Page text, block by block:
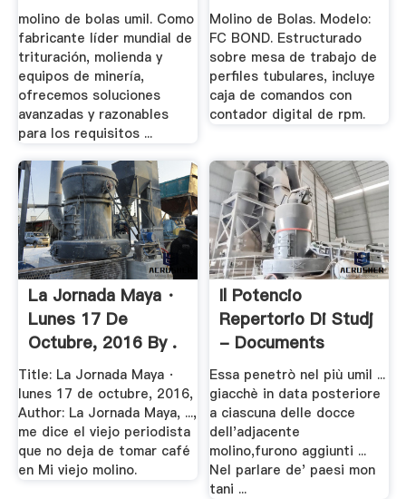
molino de bolas umil. Como
fabricante líder mundial de
trituración, molienda y
equipos de minería,
ofrecemos soluciones
avanzadas y razonables
para los requisitos ...
Molino de Bolas. Modelo:
FC BOND. Estructurado
sobre mesa de trabajo de
perfiles tubulares, incluye
caja de comandos con
contador digital de rpm.
La Jornada Maya ·
Lunes 17 De
Octubre, 2016 By .
Title: La Jornada Maya ·
lunes 17 de octubre, 2016,
Author: La Jornada Maya, ...,
me dice el viejo periodista
que no deja de tomar café
en Mi viejo molino.
Il Potencio
Repertorio Di Studj
- Documents
Essa penetrò nel più umil ...
giacchè in data posteriore
a ciascuna delle docce
dell'adjacente
molino,furono aggiunti ...
Nel parlare de' paesi mon
tani ...